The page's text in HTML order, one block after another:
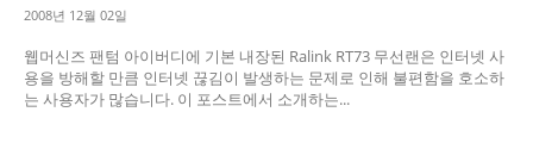
2008년 12월 02일
웹머신즈 팬텀 아이버디에 기본 내장된 Ralink RT73 무선랜은 인터넷 사
용을 방해할 만큼 인터넷 끊김이 발생하는 문제로 인해 불편함을 호소하
는 사용자가 많습니다. 이 포스트에서 소개하는...